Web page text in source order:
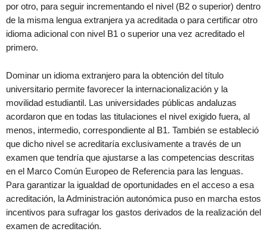
por otro, para seguir incrementando el nivel (B2 o superior) dentro
de la misma lengua extranjera ya acreditada o para certificar otro
idioma adicional con nivel B1 o superior una vez acreditado el
primero.
Dominar un idioma extranjero para la obtención del título
universitario permite favorecer la internacionalización y la
movilidad estudiantil. Las universidades públicas andaluzas
acordaron que en todas las titulaciones el nivel exigido fuera, al
menos, intermedio, correspondiente al B1. También se estableció
que dicho nivel se acreditaría exclusivamente a través de un
examen que tendría que ajustarse a las competencias descritas
en el Marco Común Europeo de Referencia para las lenguas.
Para garantizar la igualdad de oportunidades en el acceso a esa
acreditación, la Administración autonómica puso en marcha estos
incentivos para sufragar los gastos derivados de la realización del
examen de acreditación.